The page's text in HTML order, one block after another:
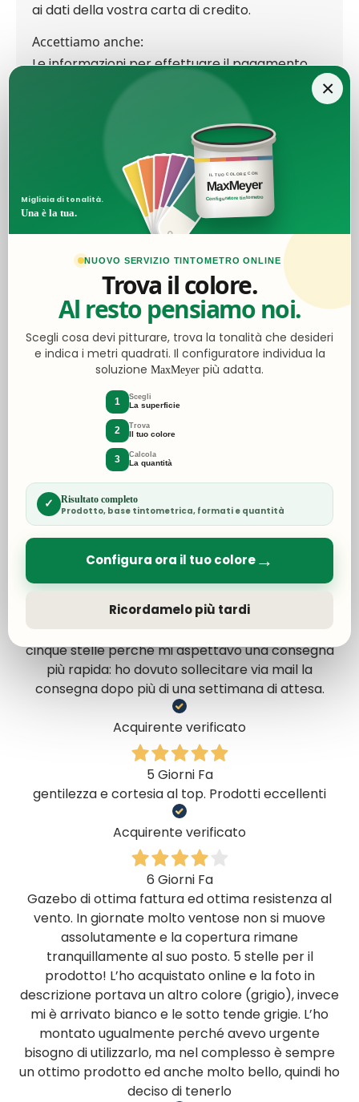
ai dati della vostra carta di credito.
Accettiamo anche:
Le informazioni per effettuare il pagamento
tramite bonifico le troverai al momento del
Ottimo
4,5
/5
2.062
recensioni
Le nostre recensioni a 4 e 5 stelle.
Clicca qui per leggerle tutte >
Precedente Successivo
2 Giorni Fa
Ottimo acquisto e qualità tutto perfetto
Acquirente verificato
2 Giorni Fa
Perfetto rapidi precisi
Acquirente verificato
4 Giorni Fa
cinque stelle perché mi aspettavo una consegna
più rapida: ho dovuto sollecitare via mail la
consegna dopo più di una settimana di attesa.
Acquirente verificato
5 Giorni Fa
gentilezza e cortesia al top. Prodotti eccellenti
Acquirente verificato
6 Giorni Fa
Gazebo di ottima fattura ed ottima resistenza al
vento. In giornate molto ventose non si muove
assolutamente e la copertura rimane
tranquillamente al suo posto. 5 stelle per il
prodotto! L’ho acquistato online e la foto in
descrizione portava un altro colore (grigio), invece
mi è arrivato bianco e le sotto tende grigie. L’ho
montato ugualmente perché avevo urgente
bisogno di utilizzarlo, ma nel complesso è sempre
un ottimo prodotto ed anche molto bello, quindi ho
deciso di tenerlo
×
IL TUO COLORE CON
MaxMeyer
Configuratore tintometro
Migliaia di tonalità.
Una è la tua.
NUOVO SERVIZIO TINTOMETRO ONLINE
Trova il colore.
Al resto pensiamo noi.
Scegli cosa devi pitturare, trova la tonalità che desideri
e indica i metri quadrati. Il configuratore individua la
soluzione MaxMeyer più adatta.
1 Scegli
La superficie
2 Trova
Il tuo colore
3 Calcola
La quantità
✓ Risultato completo
Prodotto, base tintometrica, formati e quantità
Configura ora il tuo colore→
Ricordamelo più tardi